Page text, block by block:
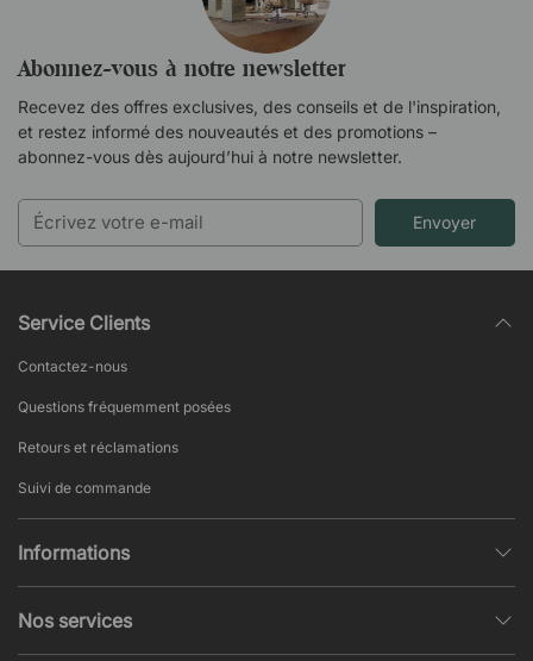
Abonnez-vous à notre newsletter
Recevez des offres exclusives, des conseils et de l'inspiration,
et restez informé des nouveautés et des promotions –
abonnez-vous dès aujourd’hui à notre newsletter.
Envoyer
Service Clients
Contactez-nous
Questions fréquemment posées
Retours et réclamations
Suivi de commande
Informations
Nos services